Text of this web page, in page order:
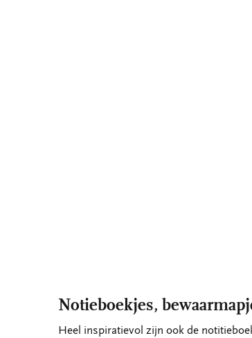
Notieboekjes,
Heel inspiratievol zijn ook de